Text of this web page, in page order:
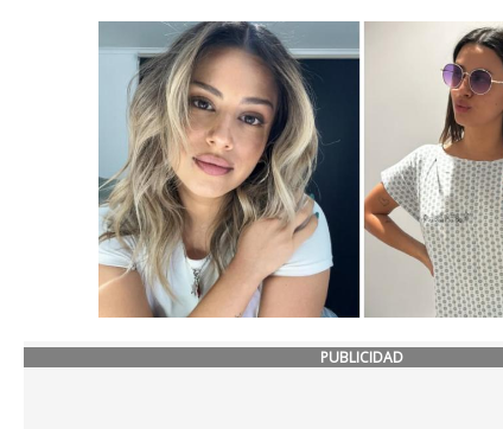
PUBLICIDAD